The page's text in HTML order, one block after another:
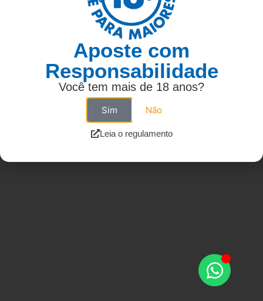
Aposte com
Responsabilidade
Você tem mais de 18 anos?
Sim Não
Leia o regulamento